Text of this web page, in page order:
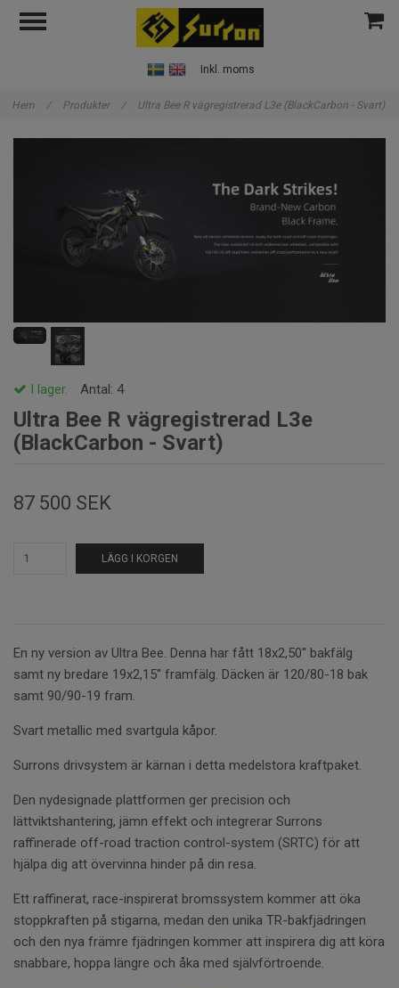
Inkl. moms
Hem / Produkter / Ultra Bee R vägregistrerad L3e (BlackCarbon - Svart)
I lager. Antal: 4
Ultra Bee R vägregistrerad L3e
(BlackCarbon - Svart)
87 500 SEK
LÄGG I KORGEN
En ny version av Ultra Bee. Denna har fått 18x2,50'' bakfälg
samt ny bredare 19x2,15'' framfälg. Däcken är 120/80-18 bak
samt 90/90-19 fram.
Svart metallic med svartgula kåpor.
Surrons drivsystem är kärnan i detta medelstora kraftpaket.
Den nydesignade plattformen ger precision och
lättviktshantering, jämn effekt och integrerar Surrons
raffinerade off-road traction control-system (SRTC) för att
hjälpa dig att övervinna hinder på din resa.
Ett raffinerat, race-inspirerat bromssystem kommer att öka
stoppkraften på stigarna, medan den unika TR-bakfjädringen
och den nya främre fjädringen kommer att inspirera dig att köra
snabbare, hoppa längre och åka med självförtroende.